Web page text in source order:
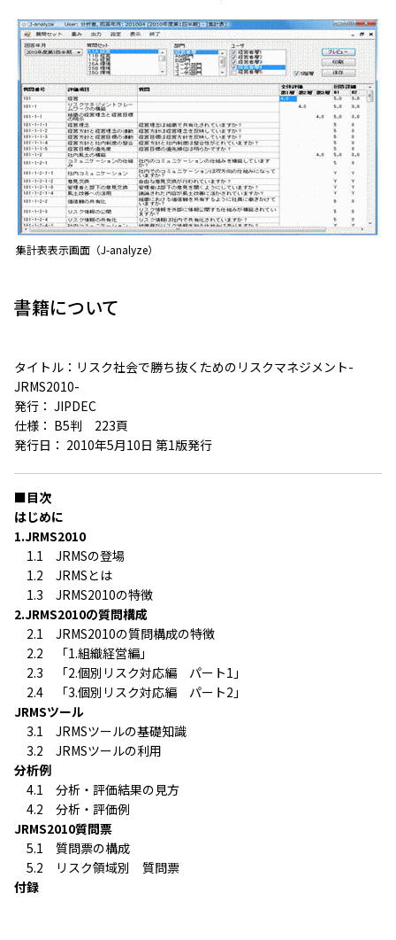
集計表表示画面（J-analyze）
書籍について
タイトル：リスク社会で勝ち抜くためのリスクマネジメント-
JRMS2010-
発行： JIPDEC
仕様： B5判 223頁
発行日： 2010年5月10日 第1版発行
■目次
はじめに
1.JRMS2010
1.1 JRMSの登場
1.2 JRMSとは
1.3 JRMS2010の特徴
2.JRMS2010の質問構成
2.1 JRMS2010の質問構成の特徴
2.2 「1.組織経営編」
2.3 「2.個別リスク対応編 パート1」
2.4 「3.個別リスク対応編 パート2」
JRMSツール
3.1 JRMSツールの基礎知識
3.2 JRMSツールの利用
分析例
4.1 分析・評価結果の見方
4.2 分析・評価例
JRMS2010質問票
5.1 質問票の構成
5.2 リスク領域別 質問票
付録